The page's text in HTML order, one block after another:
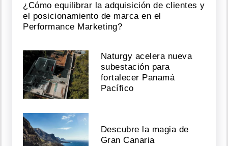
¿Cómo equilibrar la adquisición de clientes y
el posicionamiento de marca en el
Performance Marketing?
Naturgy acelera nueva
subestación para
fortalecer Panamá
Pacífico
Descubre la magia de
Gran Canaria